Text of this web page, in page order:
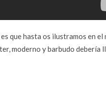
que hasta os ilustramos en
moderno y barbudo debería